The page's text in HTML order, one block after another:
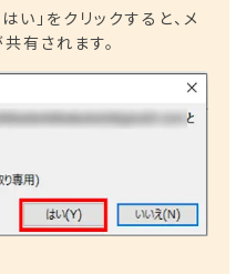
」をクリックすると、メ
有されます。